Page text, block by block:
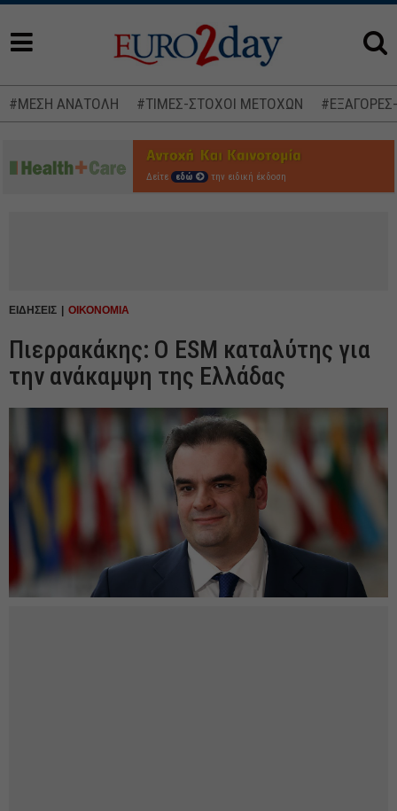
#ΜΕΣΗ ΑΝΑΤΟΛΗ #ΤΙΜΕΣ-ΣΤΟΧΟΙ ΜΕΤΟΧΩΝ
Δείτε εδώ την ειδική έκδοση
ΕΙΔΗΣΕΙΣ ΟΙΚΟΝΟΜΙΑ
Πιερρακάκης: Ο ESM καταλύτης για
την ανάκαμψη της Ελλάδας